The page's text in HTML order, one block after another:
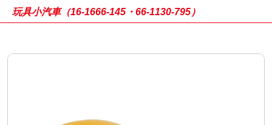
玩具小汽車（16-1666-145・66-1130-795）